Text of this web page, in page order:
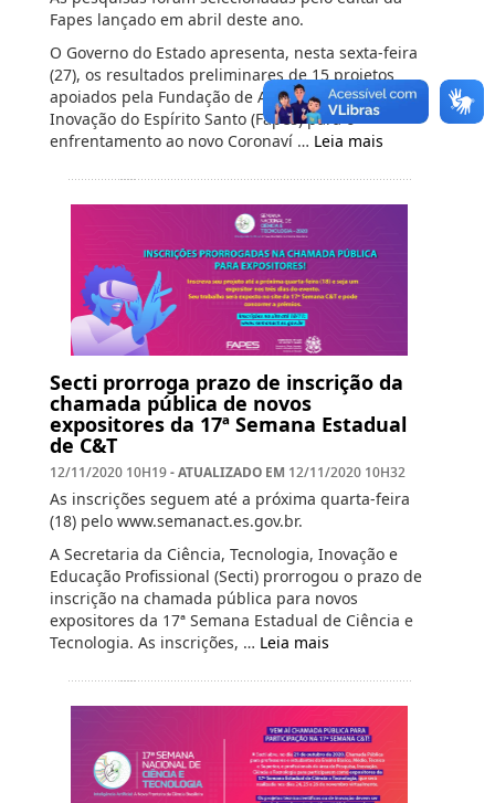
Fapes lançado em abril deste ano.
O Governo do Estado apresenta, nesta sexta-feira
(27), os resultados preliminares de 15 projetos
apoiados pela Fundação de Amparo à Pesquisa e
Inovação do Espírito Santo (Fapes) para o
enfrentamento ao novo Coronaví … Leia mais
Secti prorroga prazo de inscrição da
chamada pública de novos
expositores da 17ª Semana Estadual
de C&T
12/11/2020 10H19- ATUALIZADO EM 12/11/2020 10H32
As inscrições seguem até a próxima quarta-feira
(18) pelo www.semanact.es.gov.br.
A Secretaria da Ciência, Tecnologia, Inovação e
Educação Profissional (Secti) prorrogou o prazo de
inscrição na chamada pública para novos
expositores da 17ª Semana Estadual de Ciência e
Tecnologia. As inscrições, … Leia mais